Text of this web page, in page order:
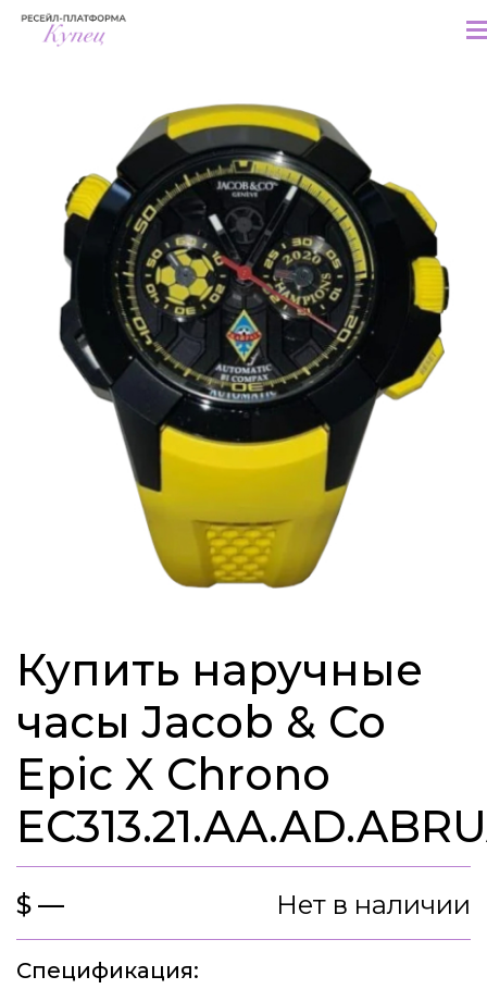
Купить наручные
часы Jacob & Co
Epic X Chrono
$ — Нет в наличии
Спецификация: